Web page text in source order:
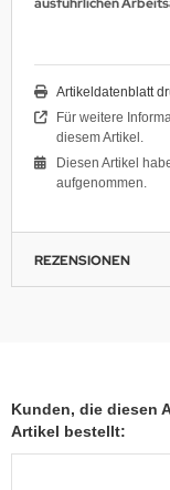
Artikeldatenblatt
Für weitere
diesem Artikel.
Diesen Artikel
aufgenommen.
REZENSIONEN
Kunden, die diesen
Artikel bestellt: